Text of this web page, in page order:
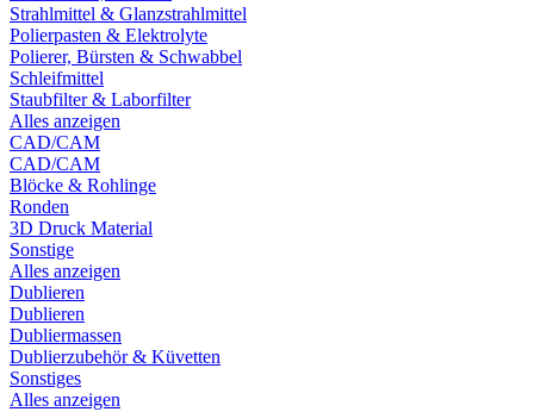
Strahlmittel & Glanzstrahlmittel
Polierpasten & Elektrolyte
Polierer, Bürsten & Schwabbel
Schleifmittel
Staubfilter & Laborfilter
Alles anzeigen
CAD/CAM
CAD/CAM
Blöcke & Rohlinge
Ronden
3D Druck Material
Sonstige
Alles anzeigen
Dublieren
Dublieren
Dubliermassen
Dublierzubehör & Küvetten
Sonstiges
Alles anzeigen